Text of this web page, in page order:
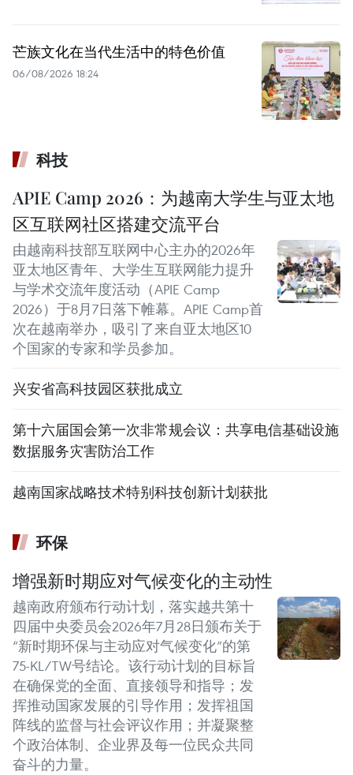
芒族文化在当代生活中的特色价值
06/08/2026 18:24
科技
APIE Camp 2026：为越南大学生与亚太地
区互联网社区搭建交流平台
由越南科技部互联网中心主办的2026年
亚太地区青年、大学生互联网能力提升
与学术交流年度活动（APIE Camp
2026）于8月7日落下帷幕。APIE Camp首
次在越南举办，吸引了来自亚太地区10
个国家的专家和学员参加。
兴安省高科技园区获批成立
第十六届国会第一次非常规会议：共享电信基础设施
数据服务灾害防治工作
越南国家战略技术特别科技创新计划获批
环保
增强新时期应对气候变化的主动性
越南政府颁布行动计划，落实越共第十
四届中央委员会2026年7月28日颁布关于
“新时期环保与主动应对气候变化”的第
75-KL/TW号结论。该行动计划的目标旨
在确保党的全面、直接领导和指导；发
挥推动国家发展的引导作用；发挥祖国
阵线的监督与社会评议作用；并凝聚整
个政治体制、企业界及每一位民众共同
奋斗的力量。